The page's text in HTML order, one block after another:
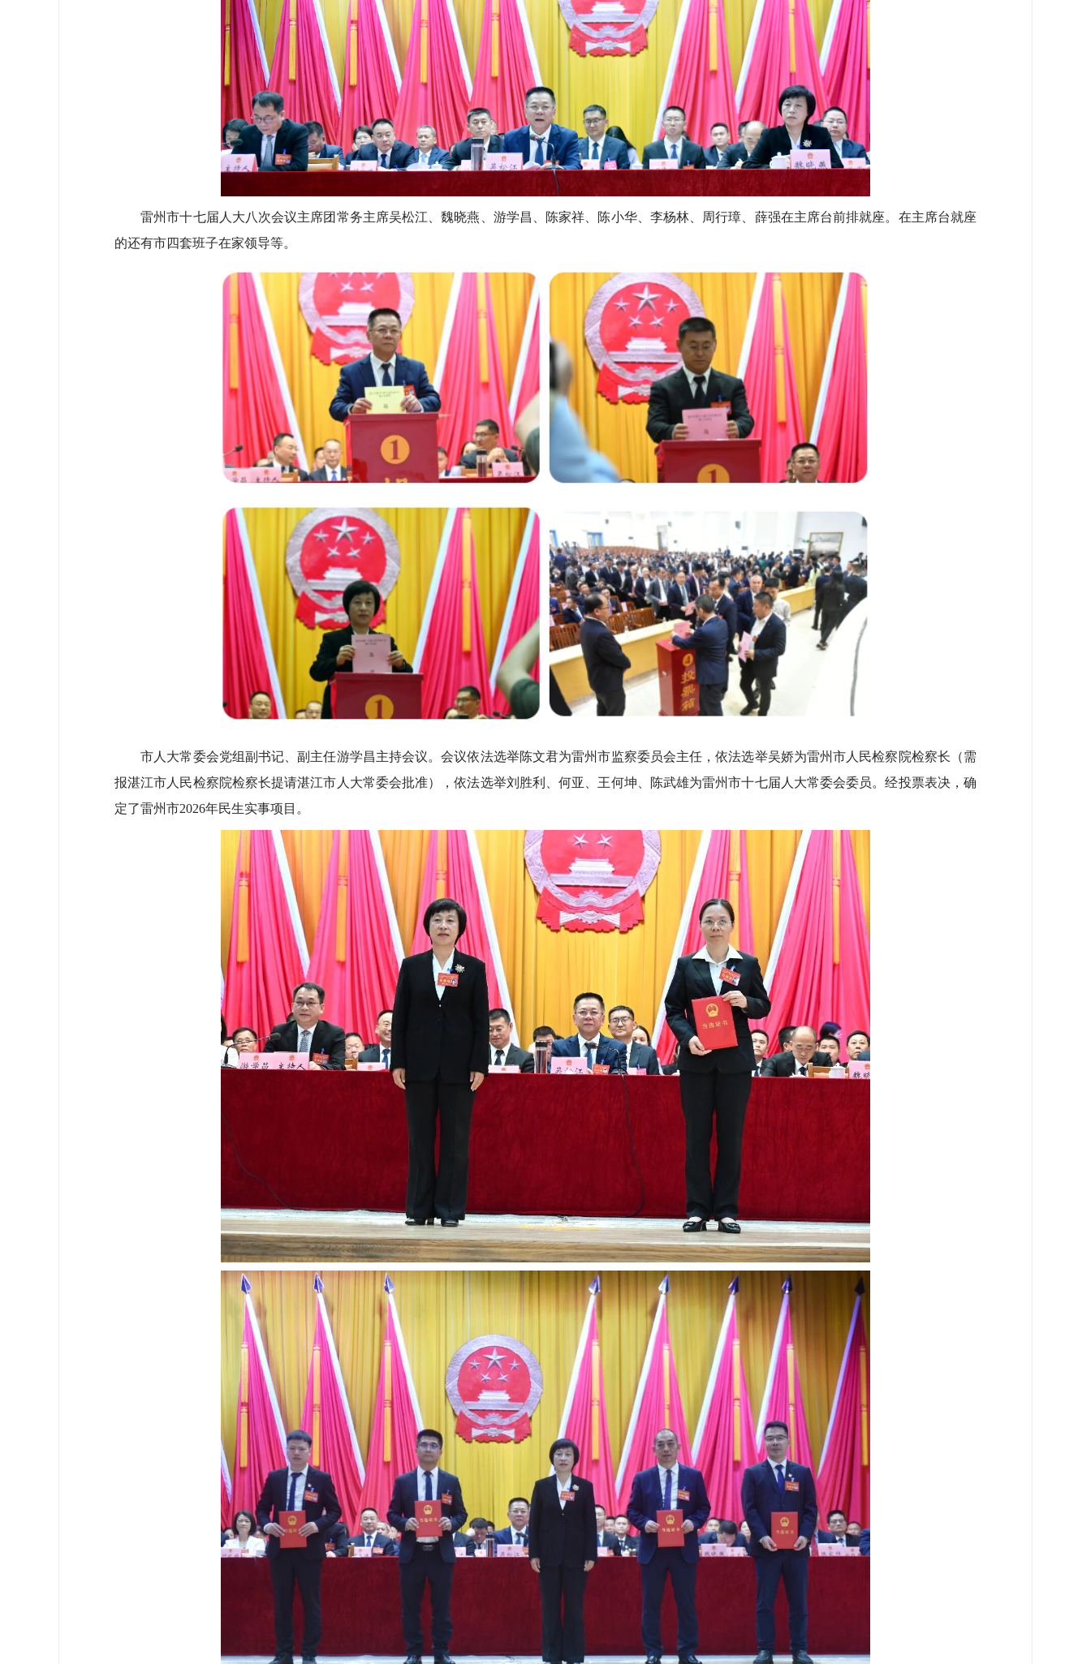
雷州市十七届人大八次会议主席团常务主席吴松江、魏晓燕、游学昌、陈家祥、陈小华、李杨林、周行璋、薛强在主席台前排就座。在主席台就座
的还有市四套班子在家领导等。
市人大常委会党组副书记、副主任游学昌主持会议。会议依法选举陈文君为雷州市监察委员会主任，依法选举吴娇为雷州市人民检察院检察长（需
报湛江市人民检察院检察长提请湛江市人大常委会批准），依法选举刘胜利、何亚、王何坤、陈武雄为雷州市十七届人大常委会委员。经投票表决，确
定了雷州市2026年民生实事项目。